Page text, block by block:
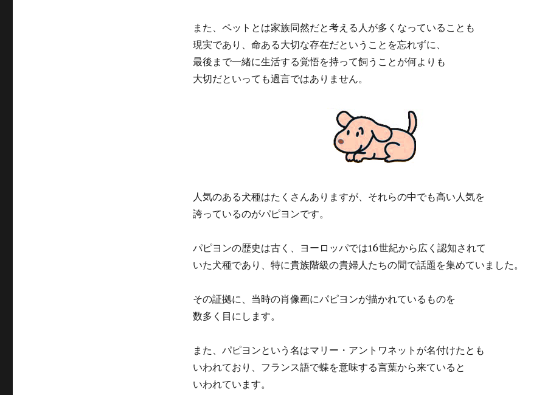
また、ペットとは家族同然だと考える人が多くなっていることも
現実であり、命ある大切な存在だということを忘れずに、
最後まで一緒に生活する覚悟を持って飼うことが何よりも
大切だといっても過言ではありません。
人気のある犬種はたくさんありますが、それらの中でも高い人気を
誇っているのがパピヨンです。
パピヨンの歴史は古く、ヨーロッパでは16世紀から広く認知されて
いた犬種であり、特に貴族階級の貴婦人たちの間で話題を集めていました。
その証拠に、当時の肖像画にパピヨンが描かれているものを
数多く目にします。
また、パピヨンという名はマリー・アントワネットが名付けたとも
いわれており、フランス語で蝶を意味する言葉から来ていると
いわれています。